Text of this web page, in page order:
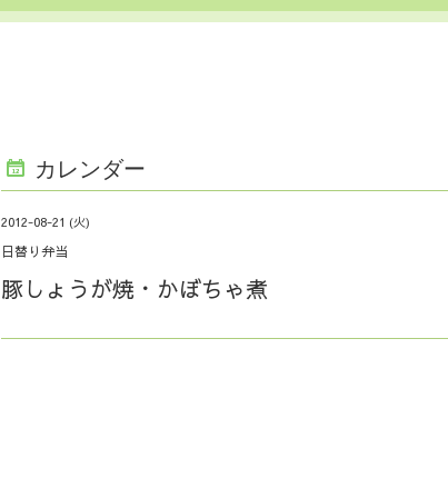
カレンダー
2012-08-21 (火)
日替り弁当
豚しょうが焼・かぼちゃ煮